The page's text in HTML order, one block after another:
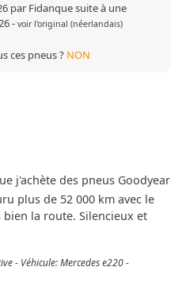
par Fidanque suite à une
- voir l'original (néerlandais)
ces pneus ? NON
j'achète des pneus Goodyear
plus de 52 000 km avec le
la route. Silencieux et
- Véhicule: Mercedes e220 -